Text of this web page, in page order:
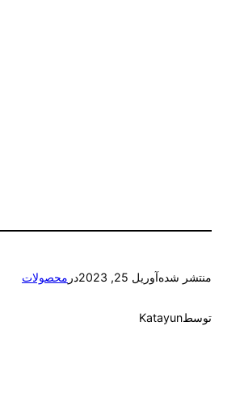
منتشر شدهآوریل 25, 2023 در محصولات
توسطKatayun